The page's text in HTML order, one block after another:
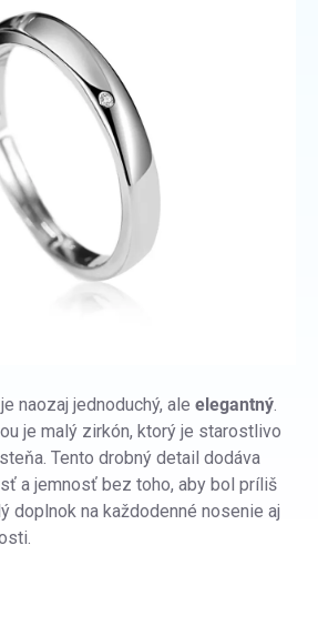
naozaj jednoduchý, ale elegantný.
je malý zirkón, ktorý je starostlivo
Tento drobný detail dodáva
a jemnosť bez toho, aby bol príliš
doplnok na každodenné nosenie aj